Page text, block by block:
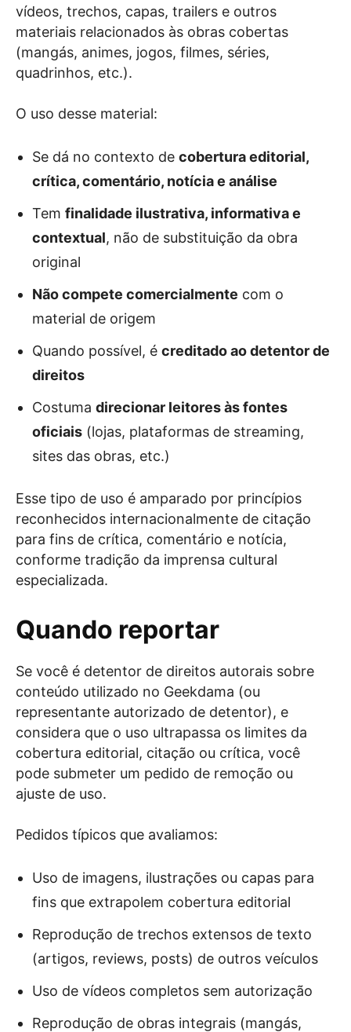
vídeos, trechos, capas, trailers e outros
materiais relacionados às obras cobertas
(mangás, animes, jogos, filmes, séries,
quadrinhos, etc.).
O uso desse material:
Se dá no contexto de cobertura editorial,
crítica, comentário, notícia e análise
Tem finalidade ilustrativa, informativa e
contextual, não de substituição da obra
original
Não compete comercialmente com o
material de origem
Quando possível, é creditado ao detentor de
direitos
Costuma direcionar leitores às fontes
oficiais (lojas, plataformas de streaming,
sites das obras, etc.)
Esse tipo de uso é amparado por princípios
reconhecidos internacionalmente de citação
para fins de crítica, comentário e notícia,
conforme tradição da imprensa cultural
especializada.
Quando reportar
Se você é detentor de direitos autorais sobre
conteúdo utilizado no Geekdama (ou
representante autorizado de detentor), e
considera que o uso ultrapassa os limites da
cobertura editorial, citação ou crítica, você
pode submeter um pedido de remoção ou
ajuste de uso.
Pedidos típicos que avaliamos:
Uso de imagens, ilustrações ou capas para
fins que extrapolem cobertura editorial
Reprodução de trechos extensos de texto
(artigos, reviews, posts) de outros veículos
Uso de vídeos completos sem autorização
Reprodução de obras integrais (mangás,